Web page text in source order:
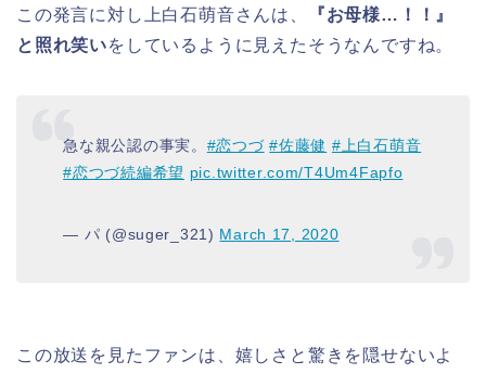
この発言に対し上白石萌音さんは、 『お母様… ！！』
と照れ笑いをしているように見えたそうなんですね。
急な親公認の事実。 #恋つづ #佐藤健 #上白石萌音
#恋つづ続編希望 pic.twitter.com/T4Um4Fapfo
— パ (@suger_321) March 17, 2020
この放送を見たファンは、嬉しさと驚きを隠せないよ